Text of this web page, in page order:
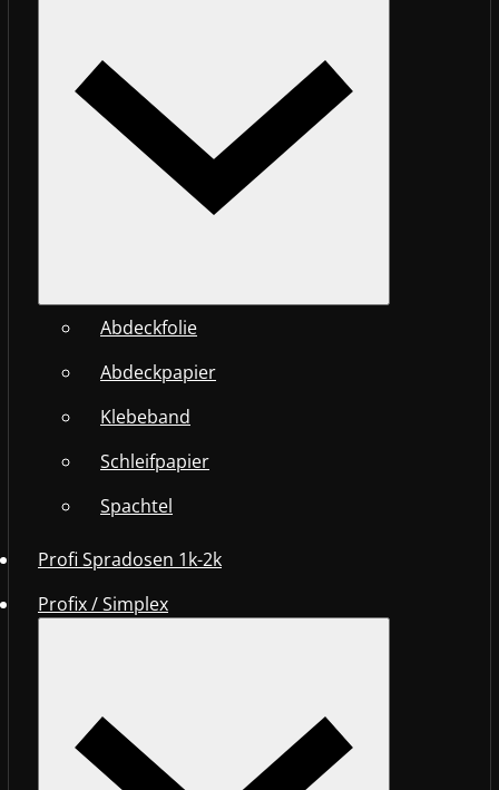
Abdeckfolie
Abdeckpapier
Klebeband
Schleifpapier
Spachtel
Profi Spradosen 1k-2k
Profix / Simplex